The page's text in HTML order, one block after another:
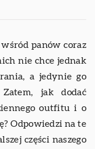
panów coraz
nie chce jednak
a jedynie go
jak dodać
outfitu i o
Odpowiedzi na te
części naszego